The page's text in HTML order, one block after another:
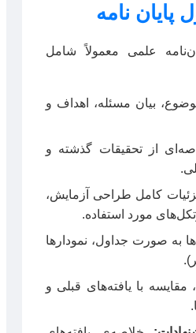
نامه
علمی معمولاً شامل
بیان مسئله، اهداف و
از تحقیقات گذشته و
کامل طراحی آزمایش،
مورد استفاده.
به صورت جداول، نمودارها
مقایسه با یافته‌های قبلی و